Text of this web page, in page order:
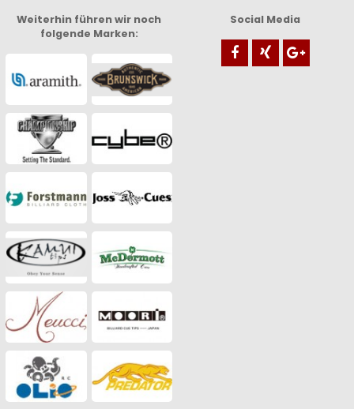
Weiterhin führen wir noch
folgende Marken:
Social Media